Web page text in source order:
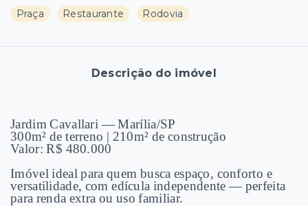
Praça
Restaurante Rodovia
Descrição do imóvel
Jardim Cavallari — Marília/SP
300m² de terreno | 210m² de construção
Valor: R$ 480.000
Imóvel ideal para quem busca espaço, conforto e
versatilidade, com edícula independente — perfeita
para renda extra ou uso familiar.